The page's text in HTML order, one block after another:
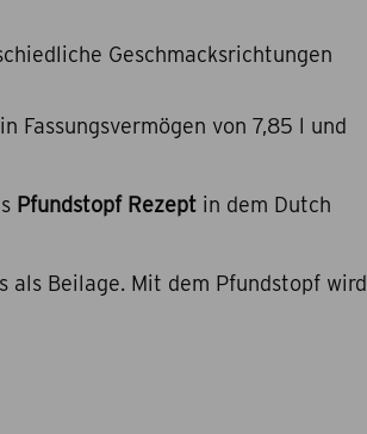
Geschmacksrichtungen
Fassungsvermögen von 7,85 l und
Pfundstopf Rezept in dem Dutch
als Beilage. Mit dem Pfundstopf wird